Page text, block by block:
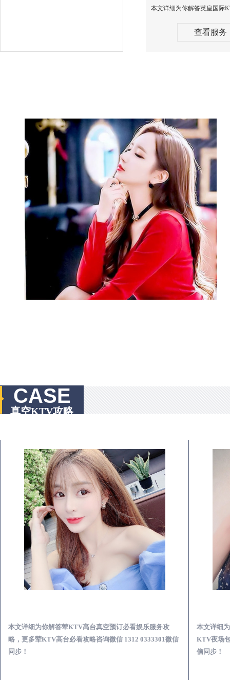
查看服务
CASE
真空KTV攻略
本文详细为你解答荤KTV高台真空预订必看娱乐服务攻
略，更多荤KTV高台必看攻略咨询微信 1312 0333301微信
同步！
本文详细
KTV夜场
信同步！